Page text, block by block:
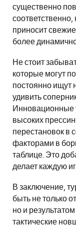
существенно
приносит
более
Не стоит
которые могут
постоянно ищут
удивить
Инновационные
высоких
перестановок в
факторами в
таблице. Это
делает каждую
В заключение,
быть не только
но и
тактические